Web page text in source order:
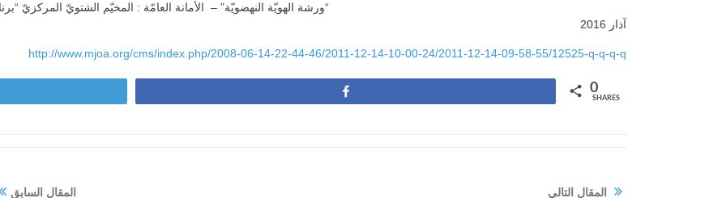
“ورشة الهويّة النهضويّة” – الأمانة العامّة : المخيّم الشتويّ المركزيّ
آذار 2016
http://www.mjoa.org/cms/index.php/2008-06-14-22-44-46/2011-12-14-10-00-24/2011-12-14-09-58-55/12525-q-q-q-q
0
SHARES
المقال السابق المقال التالي